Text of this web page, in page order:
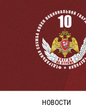
НОВОСТИ